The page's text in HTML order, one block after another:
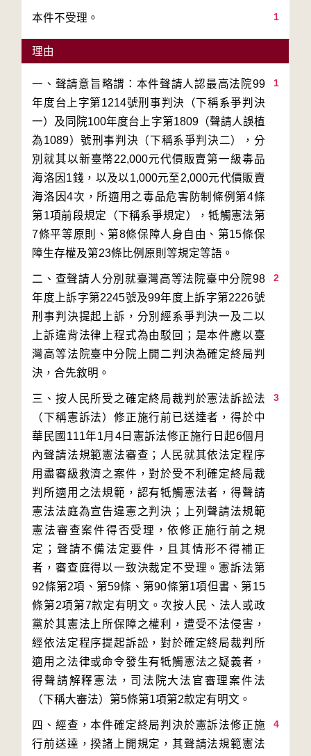
1
本件不受理。
理由
1
一、聲請意旨略謂：本件聲請人認最高法院99
年度台上字第1214號刑事判決（下稱系爭判決
一）及同院100年度台上字第1809（聲請人誤植
為1089）號刑事判決（下稱系爭判決二），分
別就其以新臺幣22,000元代價販賣第一級毒品
海洛因1錢，以及以1,000元至2,000元代價販賣
海洛因4次，所適用之毒品危害防制條例第4條
第1項前段規定（下稱系爭規定），牴觸憲法第
7條平等原則、第8條保障人身自由、第15條保
2
二、查聲請人分別就臺灣高等法院臺中分院98
年度上訴字第2245號及99年度上訴字第2226號
刑事判決提起上訴，分別經系爭判決一及二以
上訴違背法律上程式為由駁回；是本件應以臺
灣高等法院臺中分院上開二判決為確定終局判
3
三、按人民所受之確定終局裁判於憲法訴訟法
（下稱憲訴法）修正施行前已送達者，得於中
華民國111年1月4日憲訴法修正施行日起6個月
內聲請法規範憲法審查；人民就其依法定程序
用盡審級救濟之案件，對於受不利確定終局裁
判所適用之法規範，認有牴觸憲法者，得聲請
憲法法庭為宣告違憲之判決；上列聲請法規範
憲法審查案件得否受理，依修正施行前之規
定；聲請不備法定要件，且其情形不得補正
者，審查庭得以一致決裁定不受理。憲訴法第
92條第2項、第59條、第90條第1項但書、第15
條第2項第7款定有明文。次按人民、法人或政
黨於其憲法上所保障之權利，遭受不法侵害，
經依法定程序提起訴訟，對於確定終局裁判所
適用之法律或命令發生有牴觸憲法之疑義者，
得聲請解釋憲法，司法院大法官審理案件法
4
四、經查，本件確定終局判決於憲訴法修正施
行前送達，揆諸上開規定，其聲請法規範憲法